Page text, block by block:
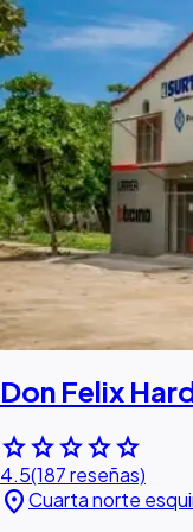
Don Felix
starstarstarstarstar
4.5(187 reseñas)
location_onCuarta norte